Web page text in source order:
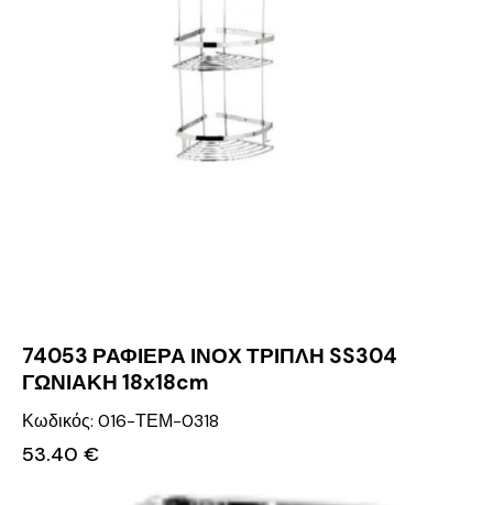
74053 ΡΑΦΙΕΡΑ ΙΝΟΧ ΤΡΙΠΛΗ SS304
ΓΩΝΙΑΚΗ 18x18cm
Κωδικός: 016-ΤΕΜ-0318
53.40 €